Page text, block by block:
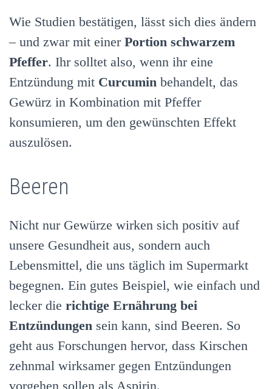
Wie Studien bestätigen, lässt sich dies ändern
– und zwar mit einer Portion schwarzem
Pfeffer. Ihr solltet also, wenn ihr eine
Entzündung mit Curcumin behandelt, das
Gewürz in Kombination mit Pfeffer
konsumieren, um den gewünschten Effekt
auszulösen.
Beeren
Nicht nur Gewürze wirken sich positiv auf
unsere Gesundheit aus, sondern auch
Lebensmittel, die uns täglich im Supermarkt
begegnen. Ein gutes Beispiel, wie einfach und
lecker die richtige Ernährung bei
Entzündungen sein kann, sind Beeren. So
geht aus Forschungen hervor, dass Kirschen
zehnmal wirksamer gegen Entzündungen
vorgehen sollen als Aspirin.